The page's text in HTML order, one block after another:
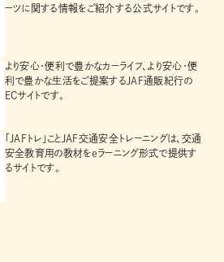
ーツに関する情報をご紹介する公式サイトです。
より安心・便利で豊かなカーライフ、より安心・便
利で豊かな生活をご提案するJAF通販紀行の
ECサイトです。
「JAFトレ」ことJAF交通安全トレーニングは、交通
安全教育用の教材をeラーニング形式で提供す
るサイトです。